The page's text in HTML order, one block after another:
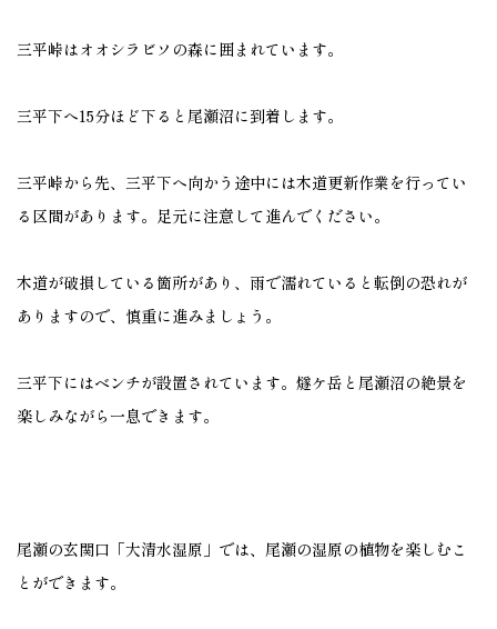
三平峠はオオシラビソの森に囲まれています。
三平下へ15分ほど下ると尾瀬沼に到着します。
三平峠から先、三平下へ向かう途中には木道更新作業を行ってい
る区間があります。足元に注意して進んでください。
木道が破損している箇所があり、雨で濡れていると転倒の恐れが
ありますので、慎重に進みましょう。
三平下にはベンチが設置されています。燧ケ岳と尾瀬沼の絶景を
楽しみながら一息できます。
尾瀬の玄関口「大清水湿原」では、尾瀬の湿原の植物を楽しむこ
とができます。